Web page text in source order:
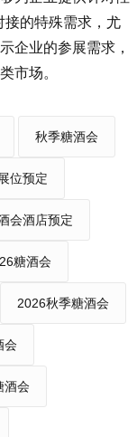
接的特殊需求，尤
企业的参展需求，
市场。
秋季糖酒会
位预定
会酒店预定
糖酒会
2026秋季糖酒会
会
酒会